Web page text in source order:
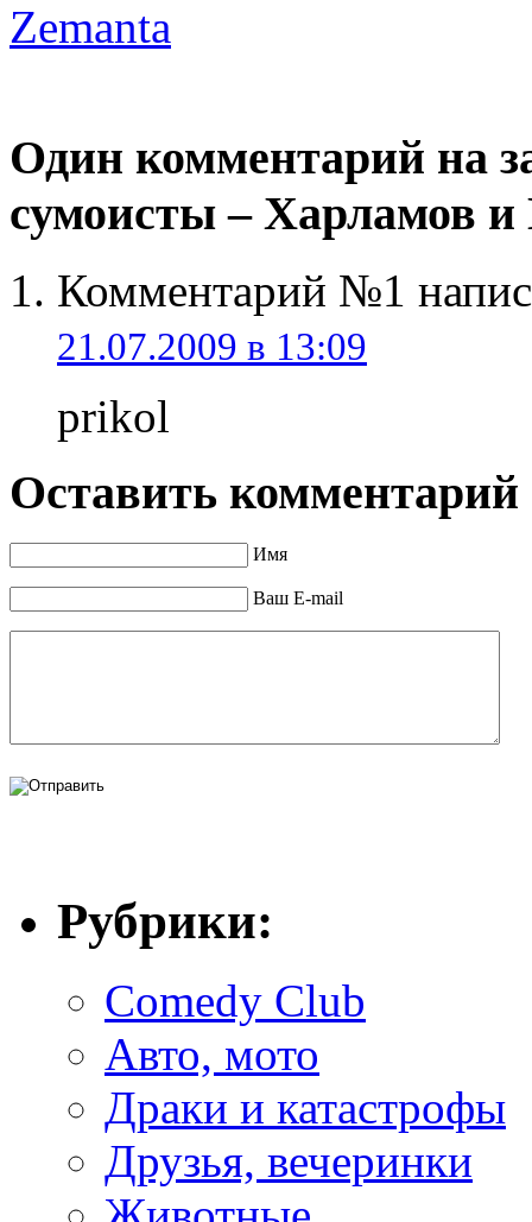
Zemanta
Один комментарий на
сумоисты – Харламов и
Комментарий №1
21.07.2009 в 13:09
prikol
Оставить комментарий
Имя
Ваш E-mail
Рубрики:
Comedy Club
Авто, мото
Драки и катастрофы
Друзья, вечеринки